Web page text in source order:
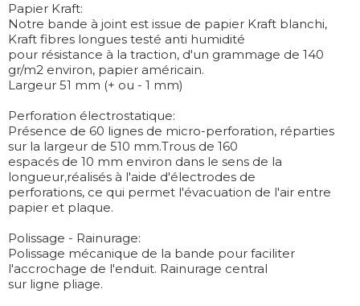
Papier Kraft:
Notre bande à joint est issue de papier Kraft blanchi,
Kraft fibres longues testé anti humidité
pour résistance à la traction, d'un grammage de 140
gr/m2 environ, papier américain.
Largeur 51 mm (+ ou - 1 mm)
Perforation électrostatique:
Présence de 60 lignes de micro-perforation, réparties
sur la largeur de 510 mm.Trous de 160
espacés de 10 mm environ dans le sens de la
longueur,réalisés à l'aide d'électrodes de
perforations, ce qui permet l'évacuation de l'air entre
papier et plaque.
Polissage - Rainurage:
Polissage mécanique de la bande pour faciliter
l'accrochage de l'enduit. Rainurage central
sur ligne pliage.